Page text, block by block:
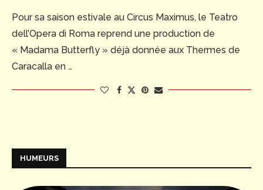
Pour sa saison estivale au Circus Maximus, le Teatro
dell’Opera di Roma reprend une production de
« Madama Butterfly » déjà donnée aux Thermes de
Caracalla en …
HUMEURS